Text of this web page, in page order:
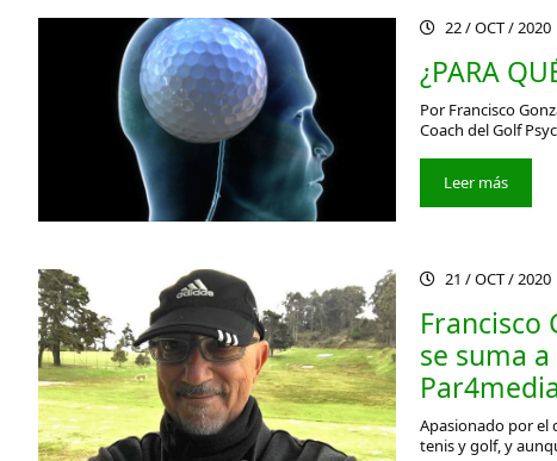
22 / OCT / 2020
¿PARA
Por Francisco
Coach del Golf
Leer más
21 / OCT / 2020
Francisco
se suma
Apasionado por el
tenis y golf, y